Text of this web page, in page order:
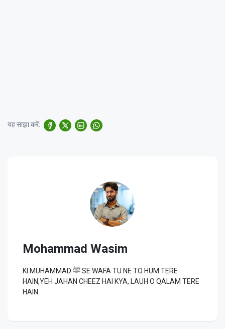
यह साझा करें:
Mohammad Wasim
KI MUHAMMAD ﷺ SE WAFA TU NE TO HUM TERE
HAIN,YEH JAHAN CHEEZ HAI KYA, LAUH O QALAM TERE
HAIN.